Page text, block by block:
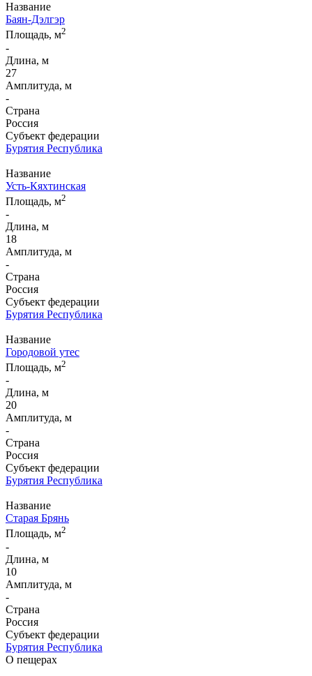
Название
Баян-Дэлгэр
Площадь, м2
-
Длина, м
27
Амплитуда, м
-
Страна
Россия
Субъект федерации
Бурятия Республика
Название
Усть-Кяхтинская
Площадь, м2
-
Длина, м
18
Амплитуда, м
-
Страна
Россия
Субъект федерации
Бурятия Республика
Название
Городовой утес
Площадь, м2
-
Длина, м
20
Амплитуда, м
-
Страна
Россия
Субъект федерации
Бурятия Республика
Название
Старая Брянь
Площадь, м2
-
Длина, м
10
Амплитуда, м
-
Страна
Россия
Субъект федерации
Бурятия Республика
О пещерах